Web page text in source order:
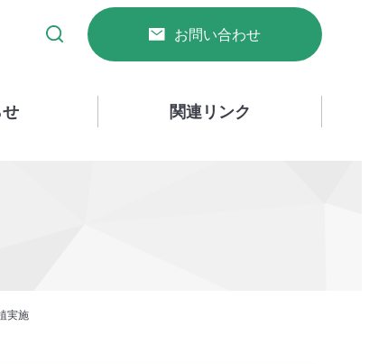
お問い合わせ
関連リンク
実施